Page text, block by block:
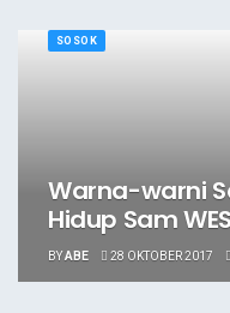
SOSOK
Warna-warni
Hidup Sam
BYABE 28 OKTOBER 2017